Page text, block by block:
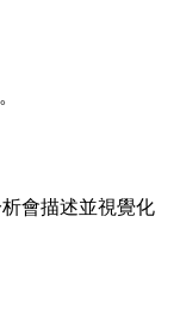
會描述並視覺化